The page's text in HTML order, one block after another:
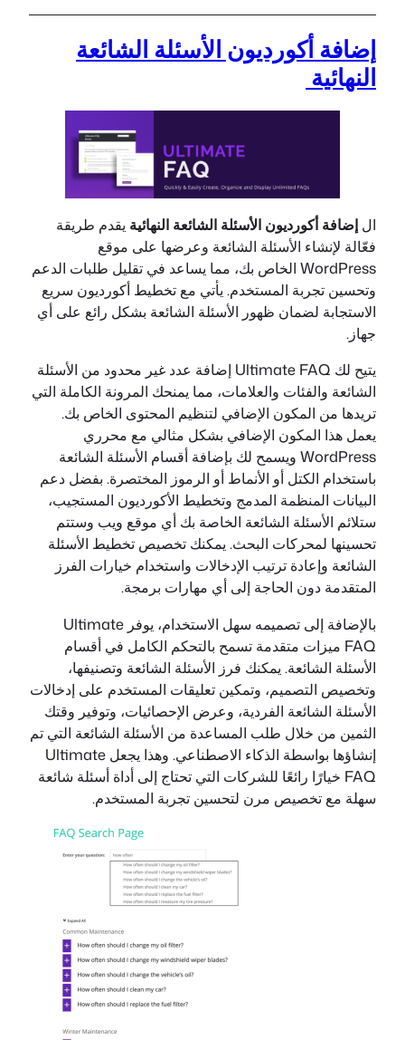
إضافة أكورديون الأسئلة الشائعة
النهائية
ال إضافة أكورديون الأسئلة الشائعة النهائية يقدم طريقة
فعّالة لإنشاء الأسئلة الشائعة وعرضها على موقع
WordPress الخاص بك، مما يساعد في تقليل طلبات الدعم
وتحسين تجربة المستخدم. يأتي مع تخطيط أكورديون سريع
الاستجابة لضمان ظهور الأسئلة الشائعة بشكل رائع على أي
جهاز.
يتيح لك Ultimate FAQ إضافة عدد غير محدود من الأسئلة
الشائعة والفئات والعلامات، مما يمنحك المرونة الكاملة التي
تريدها من المكون الإضافي لتنظيم المحتوى الخاص بك.
يعمل هذا المكون الإضافي بشكل مثالي مع محرري
WordPress ويسمح لك بإضافة أقسام الأسئلة الشائعة
باستخدام الكتل أو الأنماط أو الرموز المختصرة. بفضل دعم
البيانات المنظمة المدمج وتخطيط الأكورديون المستجيب،
ستلائم الأسئلة الشائعة الخاصة بك أي موقع ويب وستتم
تحسينها لمحركات البحث. يمكنك تخصيص تخطيط الأسئلة
الشائعة وإعادة ترتيب الإدخالات واستخدام خيارات الفرز
المتقدمة دون الحاجة إلى أي مهارات برمجة.
بالإضافة إلى تصميمه سهل الاستخدام، يوفر Ultimate
FAQ ميزات متقدمة تسمح بالتحكم الكامل في أقسام
الأسئلة الشائعة. يمكنك فرز الأسئلة الشائعة وتصنيفها،
وتخصيص التصميم، وتمكين تعليقات المستخدم على إدخالات
الأسئلة الشائعة الفردية، وعرض الإحصائيات، وتوفير وقتك
الثمين من خلال طلب المساعدة من الأسئلة الشائعة التي تم
إنشاؤها بواسطة الذكاء الاصطناعي. وهذا يجعل Ultimate
FAQ خيارًا رائعًا للشركات التي تحتاج إلى أداة أسئلة شائعة
سهلة مع تخصيص مرن لتحسين تجربة المستخدم.